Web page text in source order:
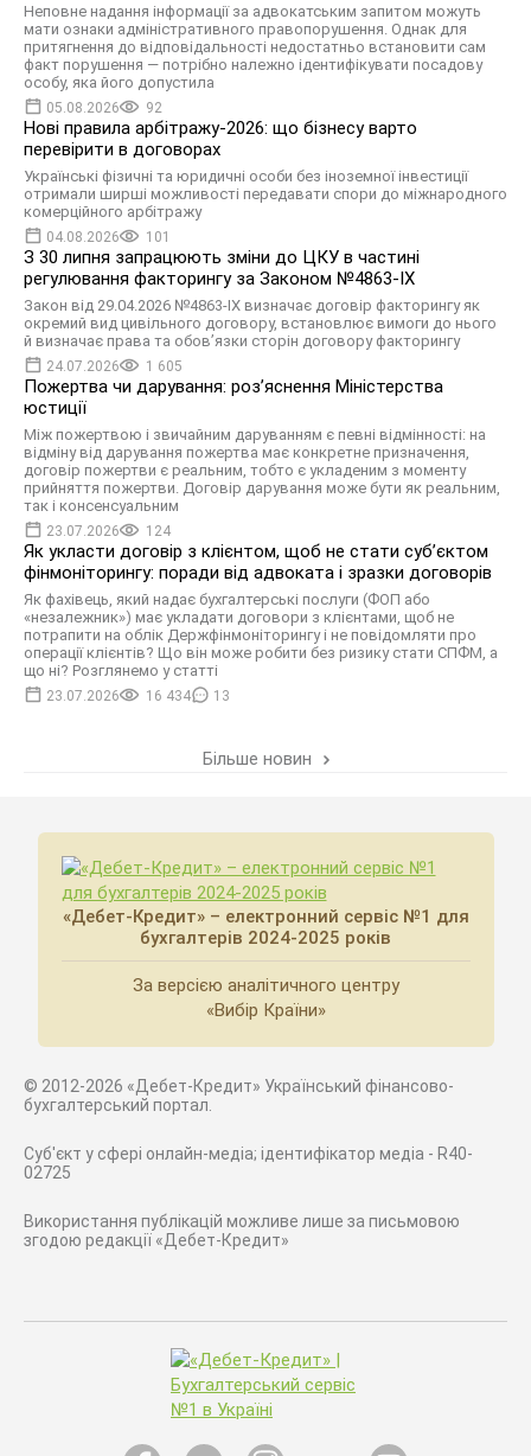
Неповне надання інформації за адвокатським запитом можуть
мати ознаки адміністративного правопорушення. Однак для
притягнення до відповідальності недостатньо встановити сам
факт порушення — потрібно належно ідентифікувати посадову
особу, яка його допустила
05.08.2026 92
Нові правила арбітражу-2026: що бізнесу варто
перевірити в договорах
Українські фізичні та юридичні особи без іноземної інвестиції
отримали ширші можливості передавати спори до міжнародного
комерційного арбітражу
04.08.2026 101
З 30 липня запрацюють зміни до ЦКУ в частині
регулювання факторингу за Законом №4863-IX
Закон від 29.04.2026 №4863-IX визначає договір факторингу як
окремий вид цивільного договору, встановлює вимоги до нього
й визначає права та обов’язки сторін договору факторингу
24.07.2026 1 605
Пожертва чи дарування: розʼяснення Міністерства
юстиції
Між пожертвою і звичайним даруванням є певні відмінності: на
відміну від дарування пожертва має конкретне призначення,
договір пожертви є реальним, тобто є укладеним з моменту
прийняття пожертви. Договір дарування може бути як реальним,
так і консенсуальним
23.07.2026 124
Як укласти договір з клієнтом, щоб не стати суб’єктом
фінмоніторингу: поради від адвоката і зразки договорів
Як фахівець, який надає бухгалтерські послуги (ФОП або
«незалежник») має укладати договори з клієнтами, щоб не
потрапити на облік Держфінмоніторингу і не повідомляти про
операції клієнтів? Що він може робити без ризику стати СПФМ, а
що ні? Розглянемо у статті
23.07.2026 16 434 13
Більше новин
«Дебет-Кредит» – електронний сервіс №1 для
бухгалтерів 2024-2025 років
За версією аналітичного центру
«Вибір Країни»
© 2012-2026 «Дебет-Кредит» Український фінансово-
бухгалтерський портал.
Суб'єкт у сфері онлайн-медіа; ідентифікатор медіа - R40-
02725
Використання публікацій можливе лише за письмовою
згодою редакції «Дебет-Кредит»